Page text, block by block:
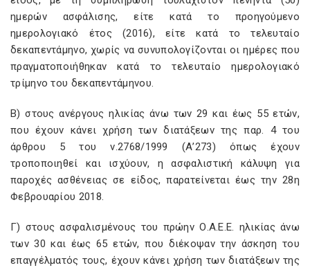
ημερών ασφάλισης, είτε κατά το προηγούμενο
ημερολογιακό έτος (2016), είτε κατά το τελευταίο
δεκαπεντάμηνο, χωρίς να συνυπολογίζονται οι ημέρες που
πραγματοποιήθηκαν κατά το τελευταίο ημερολογιακό
τρίμηνο του δεκαπεντάμηνου.
Β) στους ανέργους ηλικίας άνω των 29 και έως 55 ετών,
που έχουν κάνει χρήση των διατάξεων της παρ. 4 του
άρθρου 5 του ν.2768/1999 (Α’273) όπως έχουν
τροποποιηθεί και ισχύουν, η ασφαλιστική κάλυψη για
παροχές ασθένειας σε είδος, παρατείνεται έως την 28η
Φεβρουαρίου 2018.
Γ) στους ασφαλισμένους του πρώην Ο.Α.Ε.Ε. ηλικίας άνω
των 30 και έως 65 ετών, που διέκοψαν την άσκηση του
επαγγέλματός τους, έχουν κάνει χρήση των διατάξεων της